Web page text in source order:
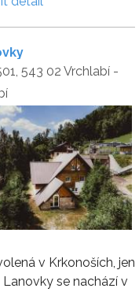
543 02 Vrchlabí -
v Krkonoších, jen
se nachází v